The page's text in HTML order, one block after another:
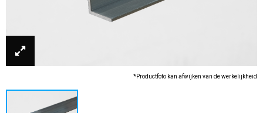
*Productfoto kan afwijken van de werkelijkheid